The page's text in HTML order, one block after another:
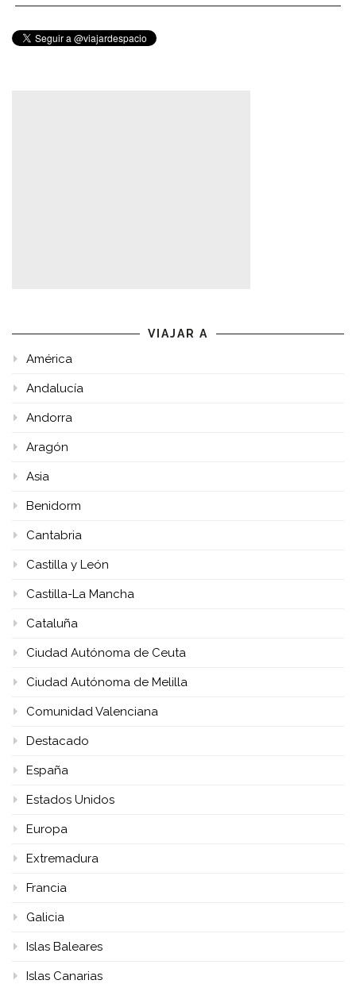
VIAJAR A
América
Andalucía
Andorra
Aragón
Asia
Benidorm
Cantabria
Castilla y León
Castilla-La Mancha
Cataluña
Ciudad Autónoma de Ceuta
Ciudad Autónoma de Melilla
Comunidad Valenciana
Destacado
España
Estados Unidos
Europa
Extremadura
Francia
Galicia
Islas Baleares
Islas Canarias